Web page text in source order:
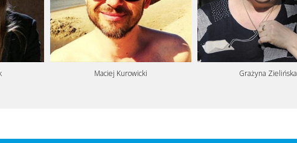
Maciej Kurowicki Grażyna Zielińska